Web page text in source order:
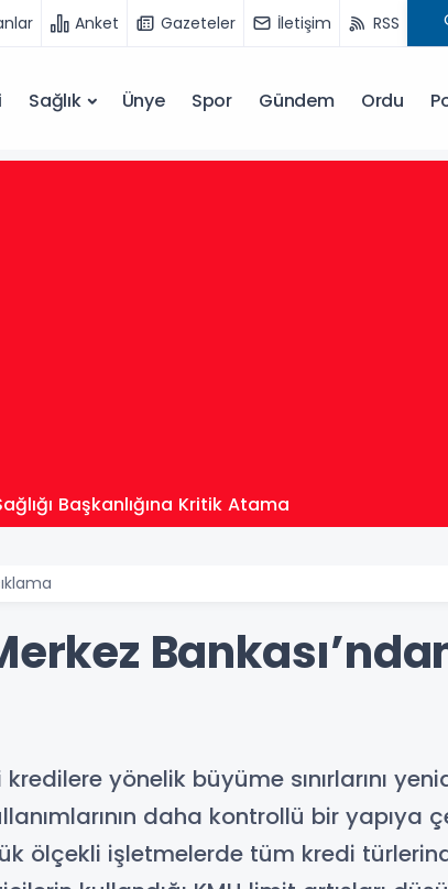
Anket Gazeteler İletişim RSS
Sağlık Ünye Spor Gündem Ordu
Başkanlığına Kritik Atama
yönelik büyüme sınırlarını
daha kontrollü bir yapıya
ölçekli işletmelerde tüm kredi